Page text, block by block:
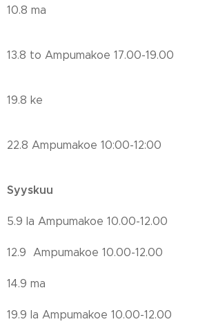
10.8 ma
13.8 to Ampumakoe 17.00-19.00
19.8 ke
22.8 Ampumakoe 10:00-12:00
Syyskuu
5.9 la Ampumakoe 10.00-12.00
12.9 Ampumakoe 10.00-12.00
14.9 ma
19.9 la Ampumakoe 10.00-12.00